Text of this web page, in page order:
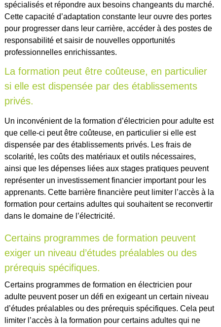
spécialisés et répondre aux besoins changeants du marché.
Cette capacité d’adaptation constante leur ouvre des portes
pour progresser dans leur carrière, accéder à des postes de
responsabilité et saisir de nouvelles opportunités
professionnelles enrichissantes.
La formation peut être coûteuse, en particulier
si elle est dispensée par des établissements
privés.
Un inconvénient de la formation d’électricien pour adulte est
que celle-ci peut être coûteuse, en particulier si elle est
dispensée par des établissements privés. Les frais de
scolarité, les coûts des matériaux et outils nécessaires,
ainsi que les dépenses liées aux stages pratiques peuvent
représenter un investissement financier important pour les
apprenants. Cette barrière financière peut limiter l’accès à la
formation pour certains adultes qui souhaitent se reconvertir
dans le domaine de l’électricité.
Certains programmes de formation peuvent
exiger un niveau d’études préalables ou des
prérequis spécifiques.
Certains programmes de formation en électricien pour
adulte peuvent poser un défi en exigeant un certain niveau
d’études préalables ou des prérequis spécifiques. Cela peut
limiter l’accès à la formation pour certains adultes qui ne